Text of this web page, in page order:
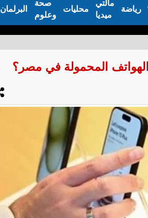
البرلمان
صحة
وعلوم
محليات
مالتي
ميديا
رياضة